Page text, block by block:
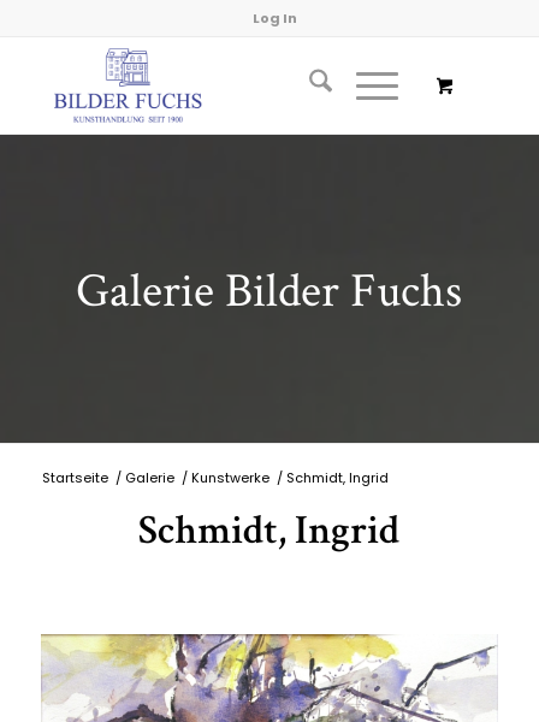
Log In
Galerie Bilder Fuchs
Startseite / Galerie / Kunstwerke / Schmidt, Ingrid
Schmidt, Ingrid